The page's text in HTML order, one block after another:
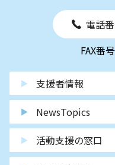
電話
FAX番
支援者情報
NewsTopics
活動支援の窓口